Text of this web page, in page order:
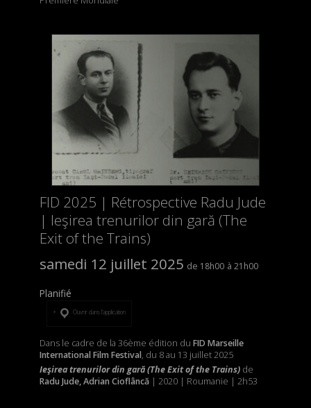
FID 2025 | Rétrospective Radu Jude
| Ieşirea trenurilor din gară (The
Exit of the Trains)
samedi 12 juillet 2025
18h00 21h00
Planifié
Ouvrir dans l’application
Dans le cadre de la 36ème édition du FID Marseille
International Film Festival, du 8 au 13 juillet 2025
Ieşirea trenurilor din gară (The Exit of the Trains)de
Radu Jude, Adrian Cioflâncă| 2020 | Roumanie | 2h53